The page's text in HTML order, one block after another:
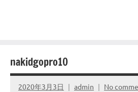
nakidgopro10
2020年3月3日 admin No